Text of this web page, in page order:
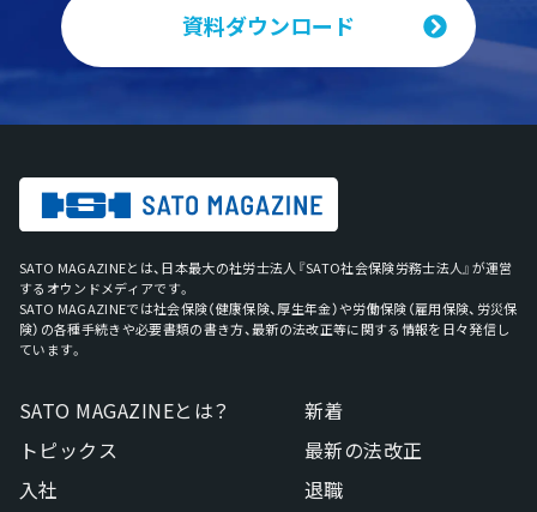
資料ダウンロード
SATO MAGAZINEとは、日本最大の社労士法人『SATO社会保険労務士法人』が運営
するオウンドメディアです。
SATO MAGAZINEでは社会保険（健康保険、厚生年金）や労働保険（雇用保険、労災保
険）の各種手続きや必要書類の書き方、最新の法改正等に関する情報を日々発信し
ています。
SATO MAGAZINEとは？
新着
トピックス
最新の法改正
入社
退職